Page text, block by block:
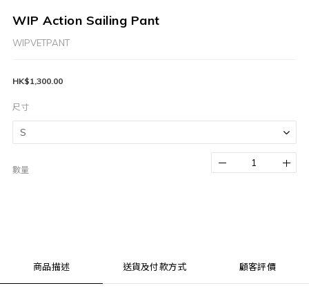
WIP Action Sailing Pant
WIPVETPANT
HK$1,300.00
尺寸
數量
商品描述 送貨及付款方式 顧客評價